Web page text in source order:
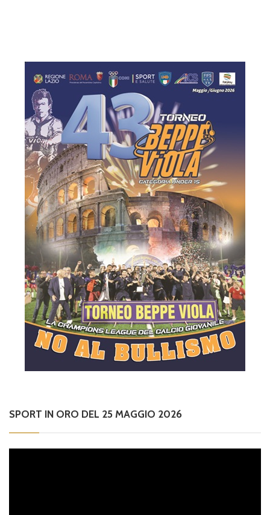
SPORT IN ORO DEL 25 MAGGIO 2026